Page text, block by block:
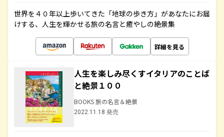
世界を４０年以上歩いてきた「地球の歩き方」があなたにお届
けする、人生を輝かせる旅の名言と癒やしの絶景集
詳細を見る
人生を楽しみ尽くすイタリアのことば
と絶景１００
BOOKS 旅の名言＆絶景
2022.11.18 発売